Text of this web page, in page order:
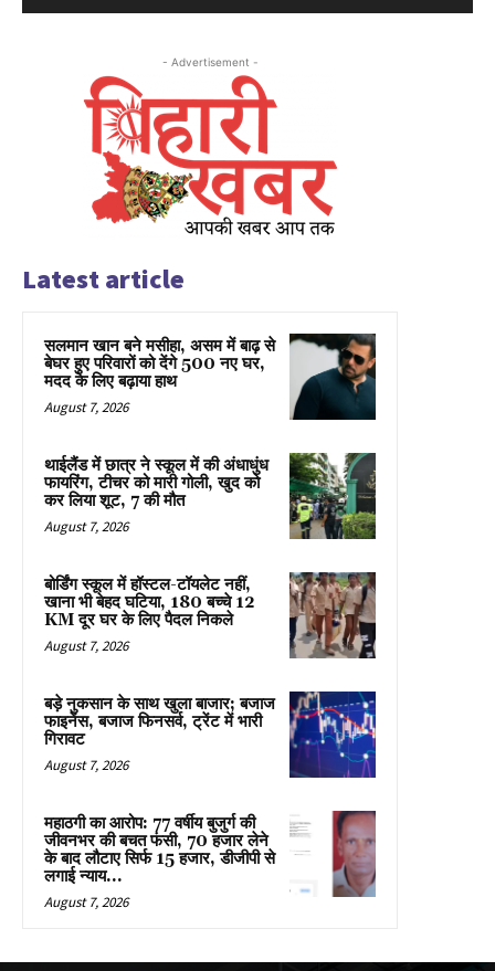
- Advertisement -
Latest article
सलमान खान बने मसीहा, असम में बाढ़ से
बेघर हुए परिवारों को देंगे 500 नए घर,
मदद के लिए बढ़ाया हाथ
August 7, 2026
थाईलैंड में छात्र ने स्कूल में की अंधाधुंध
फायरिंग, टीचर को मारी गोली, खुद को
कर लिया शूट, 7 की मौत
August 7, 2026
बोर्डिंग स्कूल में हॉस्टल-टॉयलेट नहीं,
खाना भी बेहद घटिया, 180 बच्चे 12
KM दूर घर के लिए पैदल निकले
August 7, 2026
बड़े नुकसान के साथ खुला बाजार; बजाज
फाइनेंस, बजाज फिनसर्व, ट्रेंट में भारी
गिरावट
August 7, 2026
महाठगी का आरोप: 77 वर्षीय बुजुर्ग की
जीवनभर की बचत फंसी, 70 हजार लेने
के बाद लौटाए सिर्फ 15 हजार, डीजीपी से
लगाई न्याय...
August 7, 2026